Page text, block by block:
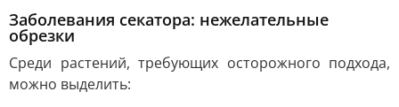
Заболевания секатора: нежелательные
обрезки
Среди растений, требующих осторожного подхода,
можно выделить: